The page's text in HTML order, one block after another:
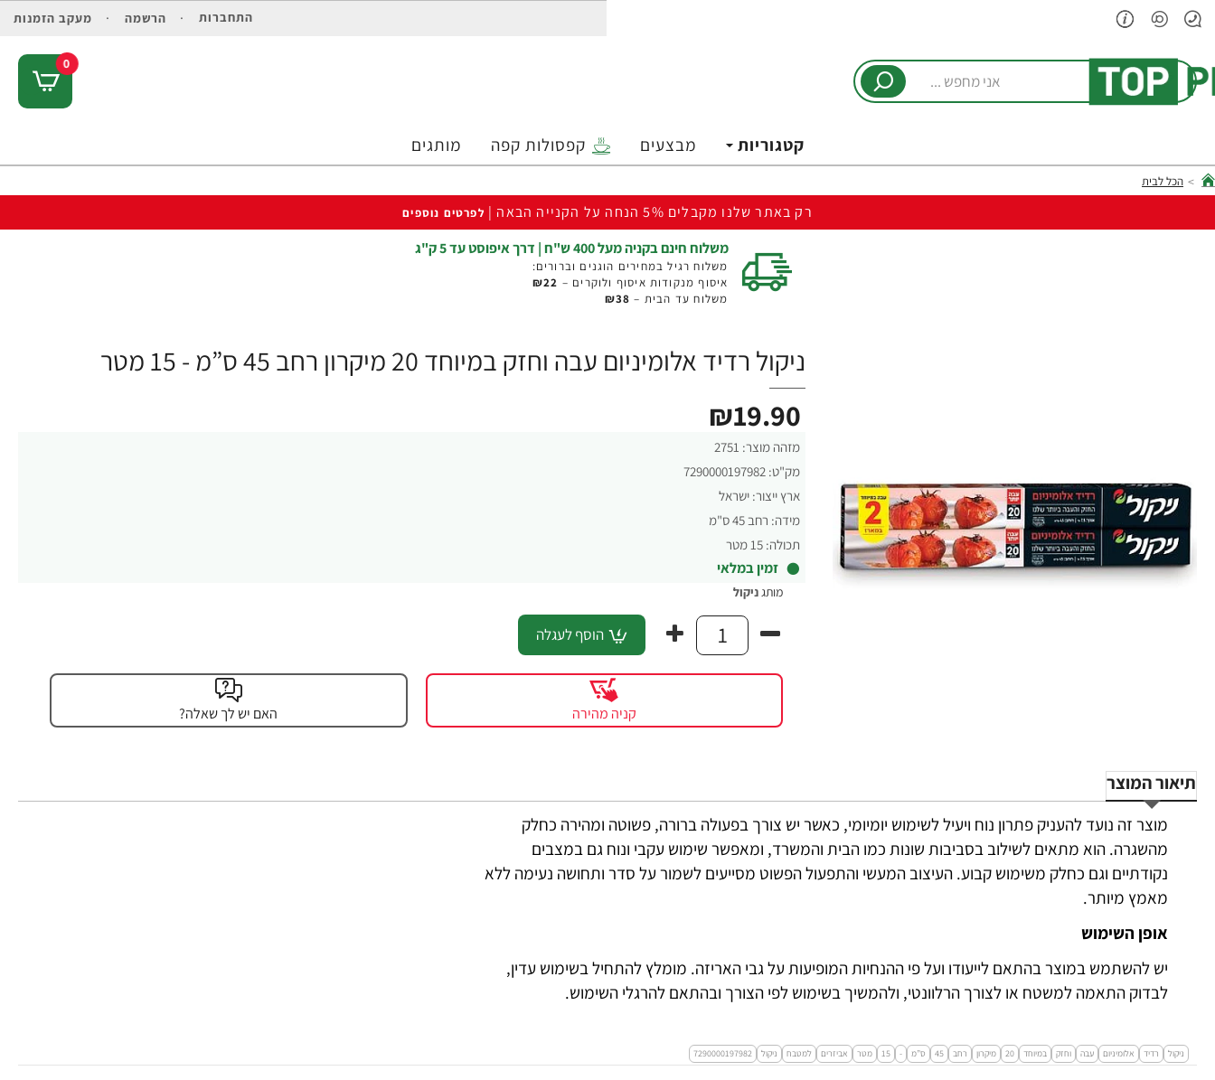
התחברות הרשמה מעקב הזמנות
מחפש
0
קטגוריות מבצעים קפסולות קפה מותגים
home
הכל לבית
רק באתר שלנו מקבלים 5% הנחה על הקנייה הבאה | לפרטים נוספים
משלוח חינם בקניה מעל 400 ש"ח | דרך איפוסט עד 5 ק"ג
משלוח רגיל במחירים הוגנים וברורים:
איסוף מנקודות איסוף ולוקרים – ₪22
משלוח עד הבית – ₪38
ניקול רדיד אלומיניום עבה וחזק במיוחד 20 מיקרון רחב 45 ס”מ - 15 מטר
מזהה מוצר: 2751
מק"ט: 7290000197982
ארץ ייצור: ישראל
מידה: רחב 45 ס"מ
תכולה: 15 מטר
זמין במלאי
₪19.90
מותגניקול
הוסף לעגלה
קניה מהירה האם יש לך שאלה?
תיאור המוצר
מוצר זה נועד להעניק פתרון נוח ויעיל לשימוש יומיומי, כאשר יש צורך בפעולה ברורה, פשוטה ומהירה כחלק
מהשגרה. הוא מתאים לשילוב בסביבות שונות כמו הבית והמשרד, ומאפשר שימוש עקבי ונוח גם במצבים
נקודתיים וגם כחלק משימוש קבוע. העיצוב המעשי והתפעול הפשוט מסייעים לשמור על סדר ותחושה נעימה ללא
מאמץ מיותר.
אופן השימוש
יש להשתמש במוצר בהתאם לייעודו ועל פי ההנחיות המופיעות על גבי האריזה. מומלץ להתחיל בשימוש עדין,
לבדוק התאמה למשטח או לצורך הרלוונטי, ולהמשיך בשימוש לפי הצורך ובהתאם להרגלי השימוש.
ניקול רדיד אלומיניום עבה וחזק במיוחד 20 מיקרון רחב 45 ס”מ -
15 מטר אביזרים למטבח ניקול 7290000197982